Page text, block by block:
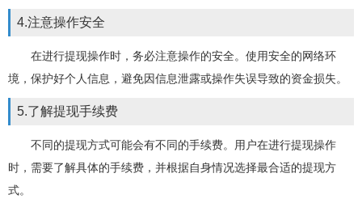
4.注意操作安全
在进行提现操作时，务必注意操作的安全。使用安全的网络环
境，保护好个人信息，避免因信息泄露或操作失误导致的资金损失。
5.了解提现手续费
不同的提现方式可能会有不同的手续费。用户在进行提现操作
时，需要了解具体的手续费，并根据自身情况选择最合适的提现方
式。